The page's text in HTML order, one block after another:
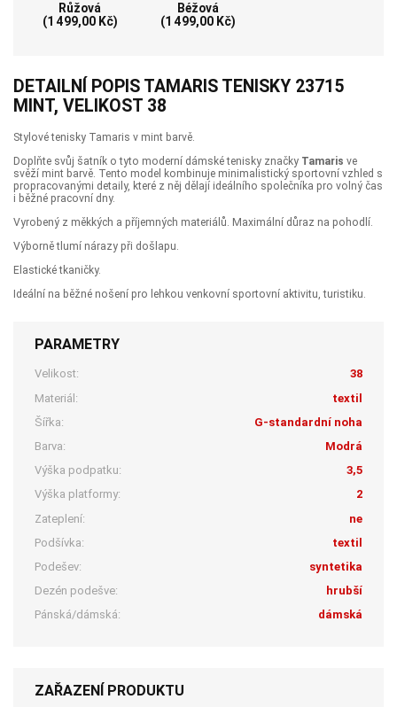
Růžová
(1 499,00 Kč)
Béžová
(1 499,00 Kč)
DETAILNÍ POPIS TAMARIS TENISKY 23715
MINT, VELIKOST 38
Stylové tenisky Tamaris v mint barvě.
Doplňte svůj šatník o tyto moderní dámské tenisky značky Tamaris ve
svěží mint barvě. Tento model kombinuje minimalistický sportovní vzhled s
propracovanými detaily, které z něj dělají ideálního společníka pro volný čas
i běžné pracovní dny.
Vyrobený z měkkých a příjemných materiálů. Maximální důraz na pohodlí.
Výborně tlumí nárazy při došlapu.
Elastické tkaničky.
Ideální na běžné nošení pro lehkou venkovní sportovní aktivitu, turistiku.
PARAMETRY
Velikost:
38
Materiál:
textil
Šířka:
G-standardní noha
Barva:
Modrá
Výška podpatku:
3,5
Výška platformy:
2
Zateplení:
ne
Podšívka:
textil
Podešev:
syntetika
Dezén podešve:
hrubší
Pánská/dámská:
dámská
ZAŘAZENÍ PRODUKTU